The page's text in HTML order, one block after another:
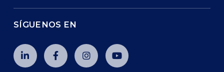
SÍGUENOS EN